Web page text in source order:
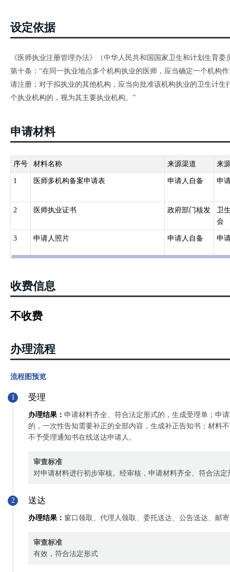
设定依据
《医师执业注册管理办法》（中华人民共和国国家卫生和计划生育委
第十条：“在同一执业地点多个机构执业的医师，应当确定一个机构
请注册；对于拟执业的其他机构，应当向批准该机构执业的卫生计
个执业机构的，视为其主要执业机构。”
申请材料
序号 材料名称 来源渠道 来
1 医师多机构备案申请表 申请人自备 申
2 医师执业证书 政府部门核发
卫
会
3 申请人照片 申请人自备 申
收费信息
不收费
办理流程
流程图预览
1 受理
办理结果： 申请材料齐全、符合法定形式的，生成受理单；申
的，一次性告知需要补正的全部内容，生成补正告知书；材料
不予受理通知书在线送达申请人。
审查标准
对申请材料进行初步审核。经审核，申请材料齐全、符合法
2 送达
办理结果： 窗口领取、代理人领取、委托送达、公告送达、邮
审查标准
有效，符合法定形式